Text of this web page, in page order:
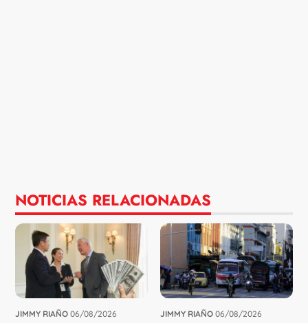
NOTICIAS RELACIONADAS
JIMMY RIAÑO 06/08/2026 JIMMY RIAÑO 06/08/2026